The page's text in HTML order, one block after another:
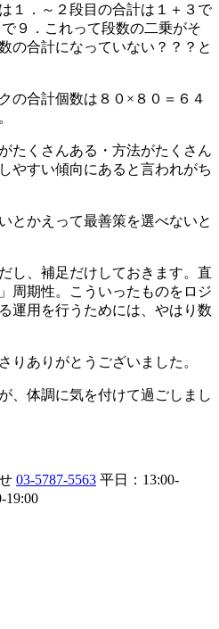
１．～２段目の合計は１＋３で
９．これって段数の二乗がそ
の合計になっていない？？？と
の合計個数は８０×８０＝６４
たくさんある・方法がたくさん
やすい傾向にあると言われがち
とかえって最善策を選べないと
し、補足だけしておきます。直
周期性。こういったものをロジ
運用を行うためには、やはり数
りありがとうございました。
、体調に気を付けて過ごしまし
03-5787-5563 平日：13:00-
19:00